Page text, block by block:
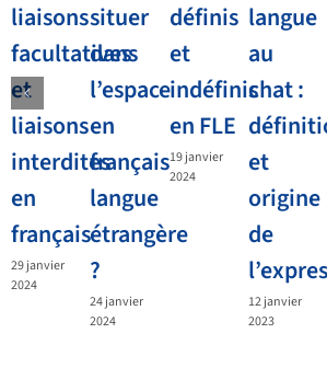
liaisons
facultatives
et
liaisons
interdites
en
français
29 janvier
2024
situer
dans
l’espace
en
français
langue
étrangère
?
24 janvier
2024
définis
et
indéfinis
en FLE
19 janvier
2024
langue
au
chat :
et
origine
de
12 janvier
2023